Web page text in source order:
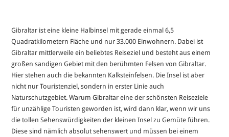
Gibraltar ist eine kleine Halbinsel mit gerade einmal 6,5
Quadratkilometern Fläche und nur 33.000 Einwohnern. Dabei ist
Gibraltar mittlerweile ein beliebtes Reiseziel und besteht aus einem
großen sandigen Gebiet mit den berühmten Felsen von Gibraltar.
Hier stehen auch die bekannten Kalksteinfelsen. Die Insel ist aber
nicht nur Touristenziel, sondern in erster Linie auch
Naturschutzgebiet. Warum Gibraltar eine der schönsten Reiseziele
für unzählige Touristen geworden ist, wird dann klar, wenn wir uns
die tollen Sehenswürdigkeiten der kleinen Insel zu Gemüte führen.
Diese sind nämlich absolut sehenswert und müssen bei einem